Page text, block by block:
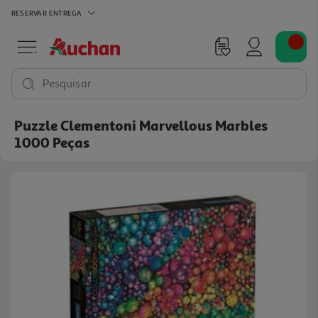
RESERVAR ENTREGA
Pesquisar
Puzzle Clementoni Marvellous Marbles
1000 Peças